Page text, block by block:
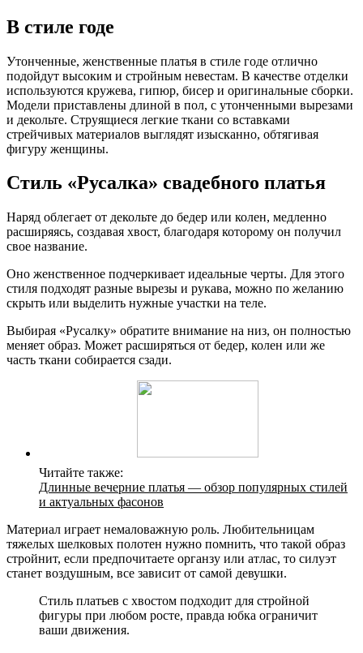
В стиле годе
Утонченные, женственные платья в стиле годе отлично
подойдут высоким и стройным невестам. В качестве отделки
используются кружева, гипюр, бисер и оригинальные сборки.
Модели приставлены длиной в пол, с утонченными вырезами
и декольте. Струящиеся легкие ткани со вставками
стрейчивых материалов выглядят изысканно, обтягивая
фигуру женщины.
Стиль «Русалка» свадебного платья
Наряд облегает от декольте до бедер или колен, медленно
расширяясь, создавая хвост, благодаря которому он получил
свое название.
Оно женственное подчеркивает идеальные черты. Для этого
стиля подходят разные вырезы и рукава, можно по желанию
скрыть или выделить нужные участки на теле.
Выбирая «Русалку» обратите внимание на низ, он полностью
меняет образ. Может расширяться от бедер, колен или же
часть ткани собирается сзади.
Читайте также:
Длинные вечерние платья — обзор популярных стилей
и актуальных фасонов
Материал играет немаловажную роль. Любительницам
тяжелых шелковых полотен нужно помнить, что такой образ
стройнит, если предпочитаете органзу или атлас, то силуэт
станет воздушным, все зависит от самой девушки.
Стиль платьев с хвостом подходит для стройной
фигуры при любом росте, правда юбка ограничит
ваши движения.